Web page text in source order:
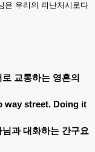
은 우리의 피난처시로다
로 교통하는 영혼의
way street. Doing it
님과 대화하는 간구요